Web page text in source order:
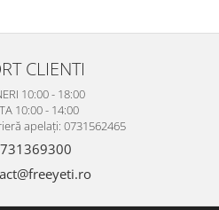
CLIENTI
10:00 - 18:00
10:00 - 14:00
apelați: 0731562465